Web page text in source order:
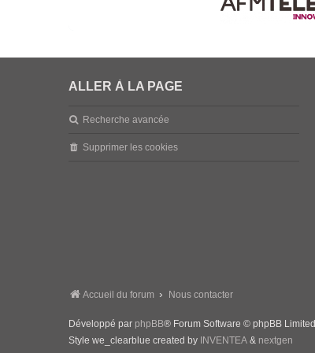
ALLER À LA PAGE
Recherche avancée
Supprimer les cookies
Accueil du forum Nous contacter
Développé par phpBB® Forum Software © phpBB Limited
Style we_clearblue created by INVENTEA & nextgen